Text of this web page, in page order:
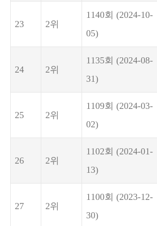
23 2위
1140회 (2024-10-
05)
24 2위
1135회 (2024-08-
31)
25 2위
1109회 (2024-03-
02)
26 2위
1102회 (2024-01-
13)
27 2위
1100회 (2023-12-
30)